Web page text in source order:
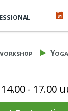
Yoga
- 17.00